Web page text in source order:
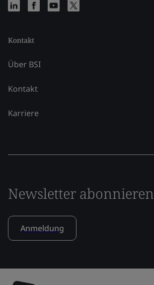
Kontakt
Über BSI
Kontakt
Karriere
Newsletter abonnieren
Anmeldung